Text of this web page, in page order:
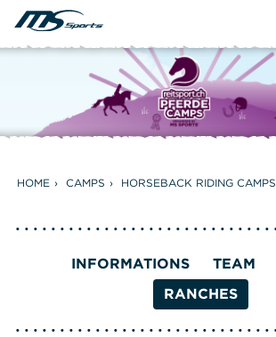
HOME CAMPS HORSEBACK RIDING CAMPS
INFORMATIONS TEAM
RANCHES